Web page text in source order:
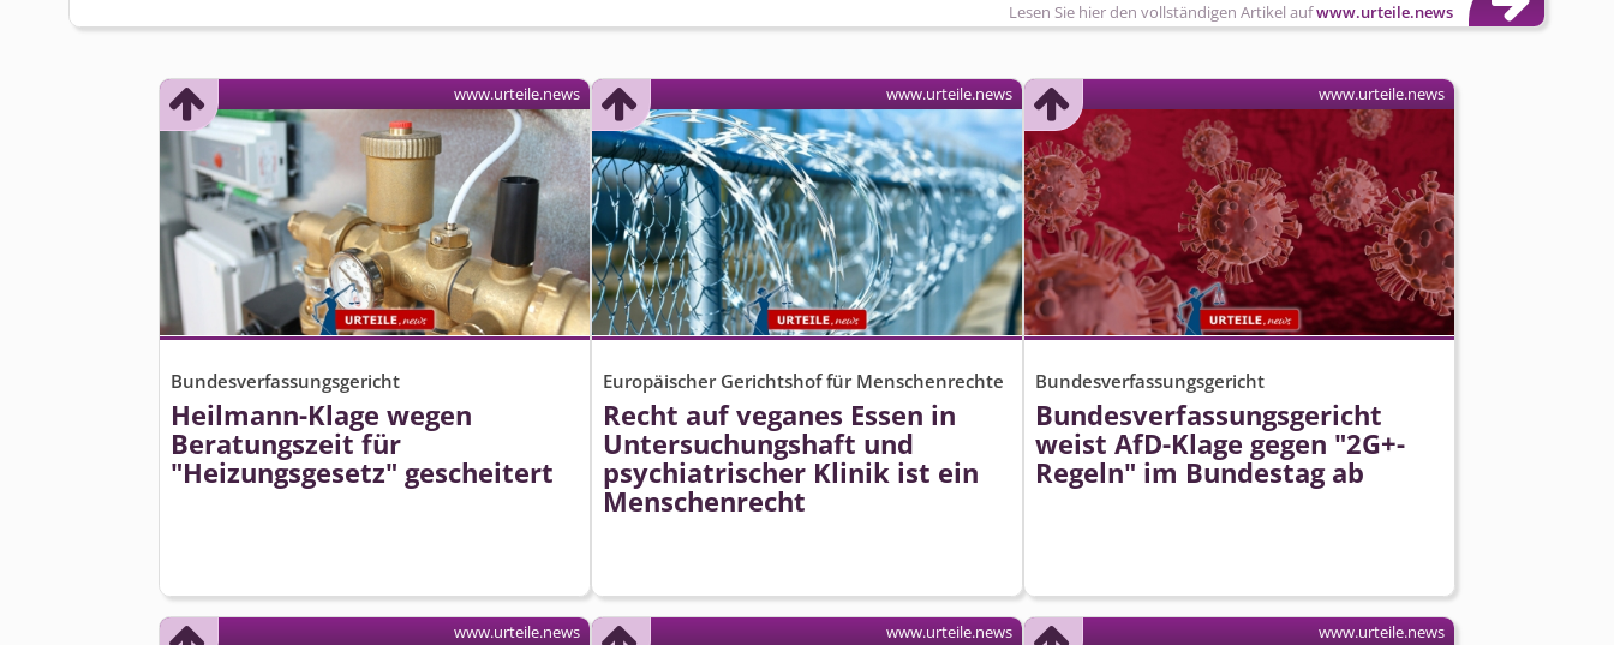
Lesen Sie hier den vollständigen Artikel aufwww.urteile.news
Bundesverfassungsgericht
Heilmann-Klage wegen
Beratungszeit für
"Heizungsgesetz" gescheitert
www.urteile.news
Europäischer Gerichtshof für Menschenrechte
Recht auf veganes Essen in
Untersuchungshaft und
psychiatrischer Klinik ist ein
Menschenrecht
www.urteile.news
Bundesverfassungsgericht
Bundesver­fassungsgericht
weist AfD-Klage gegen "2G+-
Regeln" im Bundestag ab
www.urteile.news
www.urteile.news www.urteile.news www.urteile.news